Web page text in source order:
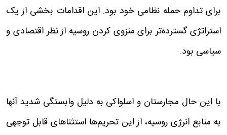
برای تداوم حمله نظامی خود بود. این اقدامات بخشی از یک
استراتژی گسترده‌تر برای منزوی کردن روسیه از نظر اقتصادی و
سیاسی بود.
با این حال مجارستان و اسلواکی به دلیل وابستگی شدید آنها
به منابع انرژی روسیه، از این تحریم‌ها استثناهای قابل توجهی